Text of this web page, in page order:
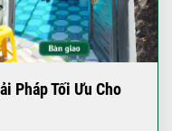
Pháp Tối Ưu Cho